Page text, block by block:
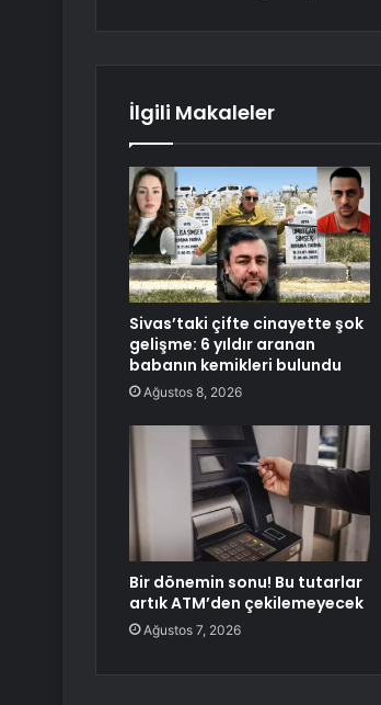
İlgili Makaleler
Sivas’taki çifte cinayette şok
gelişme: 6 yıldır aranan
babanın kemikleri bulundu
Ağustos 8, 2026
Bir dönemin sonu! Bu tutarlar
artık ATM’den çekilemeyecek
Ağustos 7, 2026